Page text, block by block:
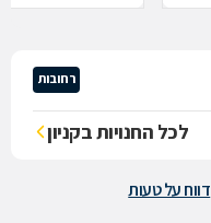
רחובות
לכל החנויות בקניון
דווח על טעות